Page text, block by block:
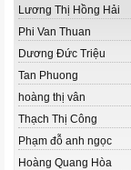
Lương Thị Hồng Hải
Phi Van Thuan
Dương Đức Triệu
Tan Phuong
hoàng thị vân
Thạch Thị Công
Phạm đỗ anh ngọc
Hoàng Quang Hòa